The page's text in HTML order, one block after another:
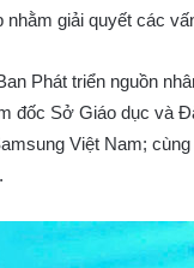
giải quyết các
Phát triển nguồn
đốc Sở Giáo dục và
Việt Nam;